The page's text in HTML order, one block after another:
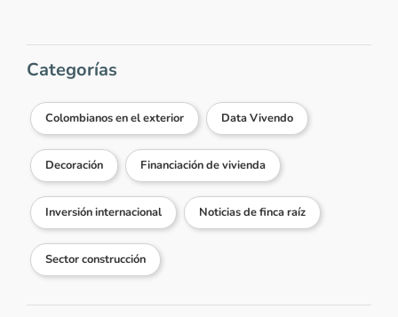
Categorías
Colombianos en el exterior Data Vivendo
Decoración Financiación de vivienda
Inversión internacional Noticias de finca raíz
Sector construcción